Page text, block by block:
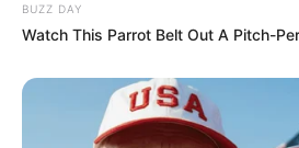
BUZZ DAY
Watch This Parrot Belt Out A Pitch-